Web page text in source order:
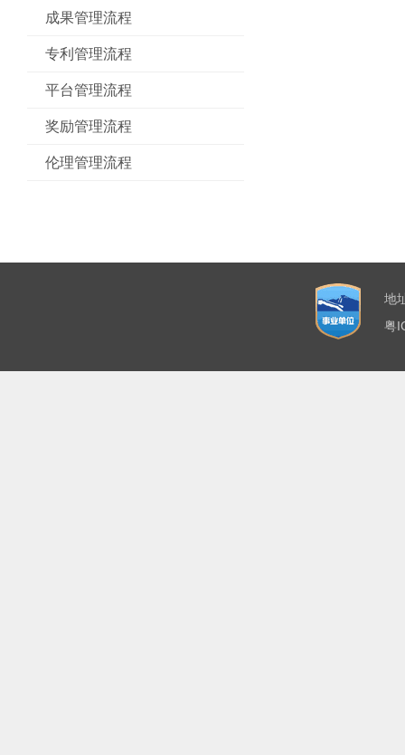
成果管理流程
专利管理流程
平台管理流程
奖励管理流程
伦理管理流程
地
粤